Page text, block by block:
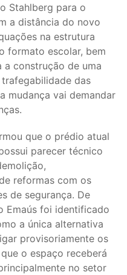
Stahlberg para o
a distância do novo
na estrutura
formato escolar, bem
construção de uma
das
mudança vai demandar
que o prédio atual
parecer técnico
reformas com os
de segurança. De
Emaús foi identificado
a única alternativa
provisoriamente os
o espaço receberá
no setor